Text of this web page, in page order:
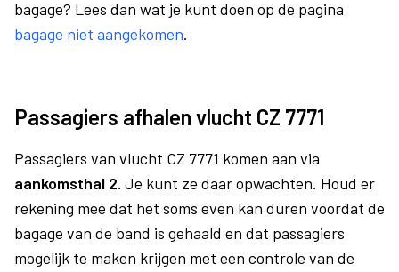
bagage? Lees dan wat je kunt doen op de pagina
bagage niet aangekomen.
Passagiers afhalen vlucht CZ 7771
Passagiers van vlucht CZ 7771 komen aan via
aankomsthal 2. Je kunt ze daar opwachten. Houd er
rekening mee dat het soms even kan duren voordat de
bagage van de band is gehaald en dat passagiers
mogelijk te maken krijgen met een controle van de